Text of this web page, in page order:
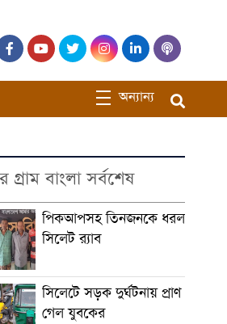
অন্যান্য
গ্রাম বাংলা সর্বশেষ
পিকআপসহ তিনজনকে ধরল
সিলেট র‌্যাব
সিলেটে সড়ক দুর্ঘটনায় প্রাণ
গেল যুবকের